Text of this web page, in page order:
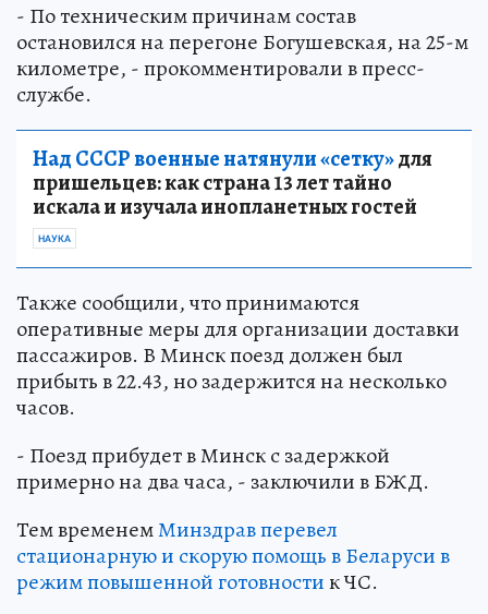
- По техническим причинам состав
остановился на перегоне Богушевская, на 25-м
километре, - прокомментировали в пресс-
службе.
Над СССР военные натянули «сетку»для
пришельцев: как страна 13 лет тайно
искала и изучала инопланетных гостей
НАУКА
Также сообщили, что принимаются
оперативные меры для организации доставки
пассажиров. В Минск поезд должен был
прибыть в 22.43, но задержится на несколько
часов.
- Поезд прибудет в Минск с задержкой
примерно на два часа, - заключили в БЖД.
Тем временемМинздрав перевел
стационарную и скорую помощь в Беларуси в
режим повышенной готовностик ЧС.